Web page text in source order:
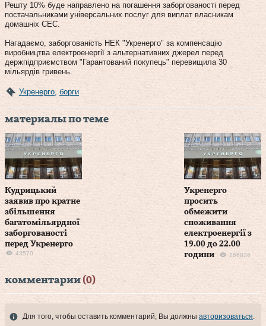
Решту 10% буде направлено на погашення заборгованості перед
постачальниками універсальних послуг для виплат власникам
домашніх СЕС.
Нагадаємо, заборгованість НЕК "Укренерго" за компенсацію
виробництва електроенергії з альтернативних джерел перед
держпідприємством "Гарантований покупець" перевищила 30
мільярдів гривень.
Укренерго, борги
материалы по теме
Кудрицький
заявив про кратне
збільшення
багатомільярдної
заборгованості
перед Укренерго
43570
Укренерго
просить
обмежити
споживання
електроенергії з
19.00 до 22.00
години
266826
комментарии (0)
Для того, чтобы оставить комментарий, Вы должны авторизоваться